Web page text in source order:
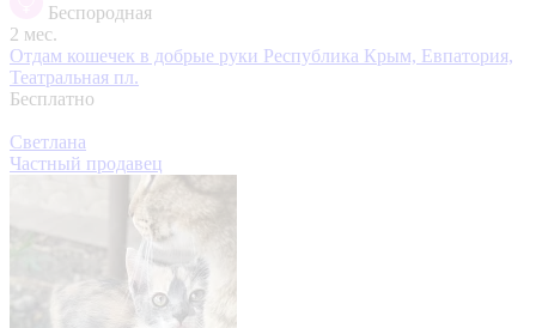
Беспородная
2 мес.
Отдам кошечек в добрые руки Республика Крым, Евпатория,
Театральная пл.
Бесплатно
Светлана
Частный продавец